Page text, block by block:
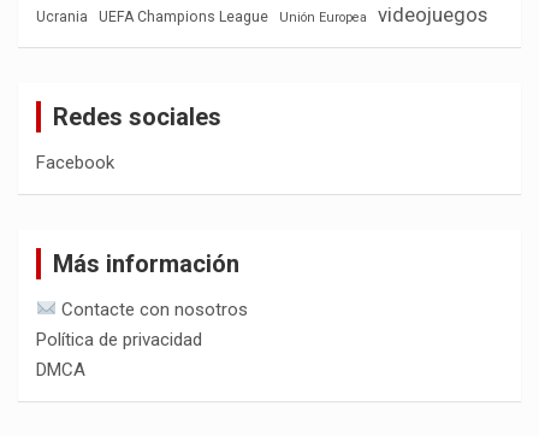
Ucrania
UEFA Champions League Unión Europea videojuegos
Redes sociales
Facebook
Más información
Contacte con nosotros
Política de privacidad
DMCA